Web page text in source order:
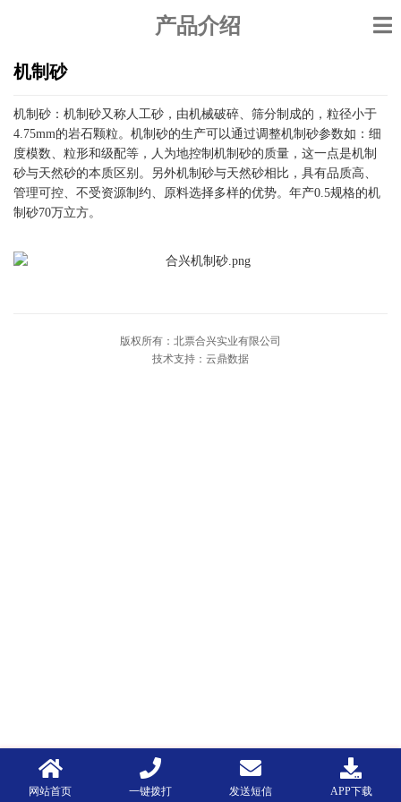
产品介绍
​机制砂
机制砂：机制砂又称人工砂，由机械破碎、筛分制成的，粒径小于
4.75mm的岩石颗粒。机制砂的生产可以通过调整机制砂参数如：细
度模数、粒形和级配等，人为地控制机制砂的质量，这一点是机制
砂与天然砂的本质区别。另外机制砂与天然砂相比，具有品质高、
管理可控、不受资源制约、原料选择多样的优势。年产0.5规格的机
制砂70万立方。
版权所有：北票合兴实业有限公司
技术支持：云鼎数据
网站首页 一键拨打 发送短信 APP下载